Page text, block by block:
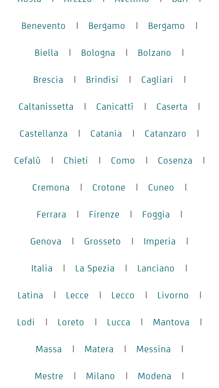
Benevento | Bergamo | Bergamo |
Biella | Bologna | Bolzano |
Brescia | Brindisi | Cagliari |
Caltanissetta | Canicattì | Caserta |
Castellanza | Catania | Catanzaro |
Cefalù | Chieti | Como | Cosenza |
Cremona | Crotone | Cuneo |
Ferrara | Firenze | Foggia |
Genova | Grosseto | Imperia |
Italia | La Spezia | Lanciano |
Latina | Lecce | Lecco | Livorno |
Lodi | Loreto | Lucca | Mantova |
Massa | Matera | Messina |
Mestre | Milano | Modena |